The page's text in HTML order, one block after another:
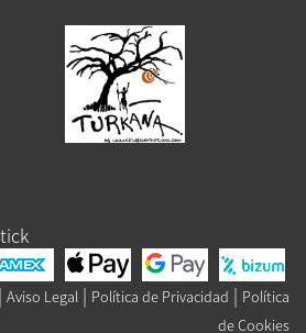
| Aviso Legal | Política de Privacidad | Política
de Cookies